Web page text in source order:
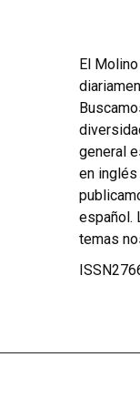
El
general
en
español.
temas